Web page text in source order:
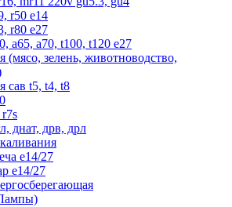
r50 е14
r80 е27
а65, а70, t100, t120 е27
(мясо, зелень, животноводство,
сав t5, t4, t8
днат, дрв, дрл
е14/27
е14/27